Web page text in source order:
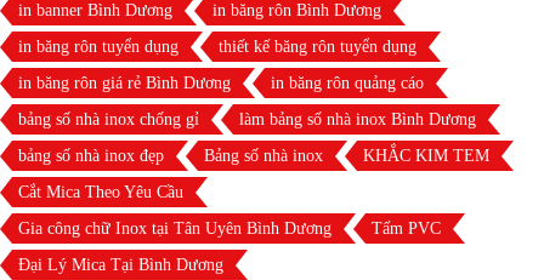
in banner Bình Dương
in băng rôn Bình Dương
in băng rôn tuyển dụng
thiết kế băng rôn tuyển dụng
in băng rôn giá rẻ Bình Dương
in băng rôn quảng cáo
bảng số nhà inox chống gỉ
làm bảng số nhà inox Bình Dương
bảng số nhà inox đẹp
Bảng số nhà inox
KHẮC KIM TEM
Cắt Mica Theo Yêu Cầu
Gia công chữ Inox tại Tân Uyên Bình Dương
Tấm PVC
Đại Lý Mica Tại Bình Dương